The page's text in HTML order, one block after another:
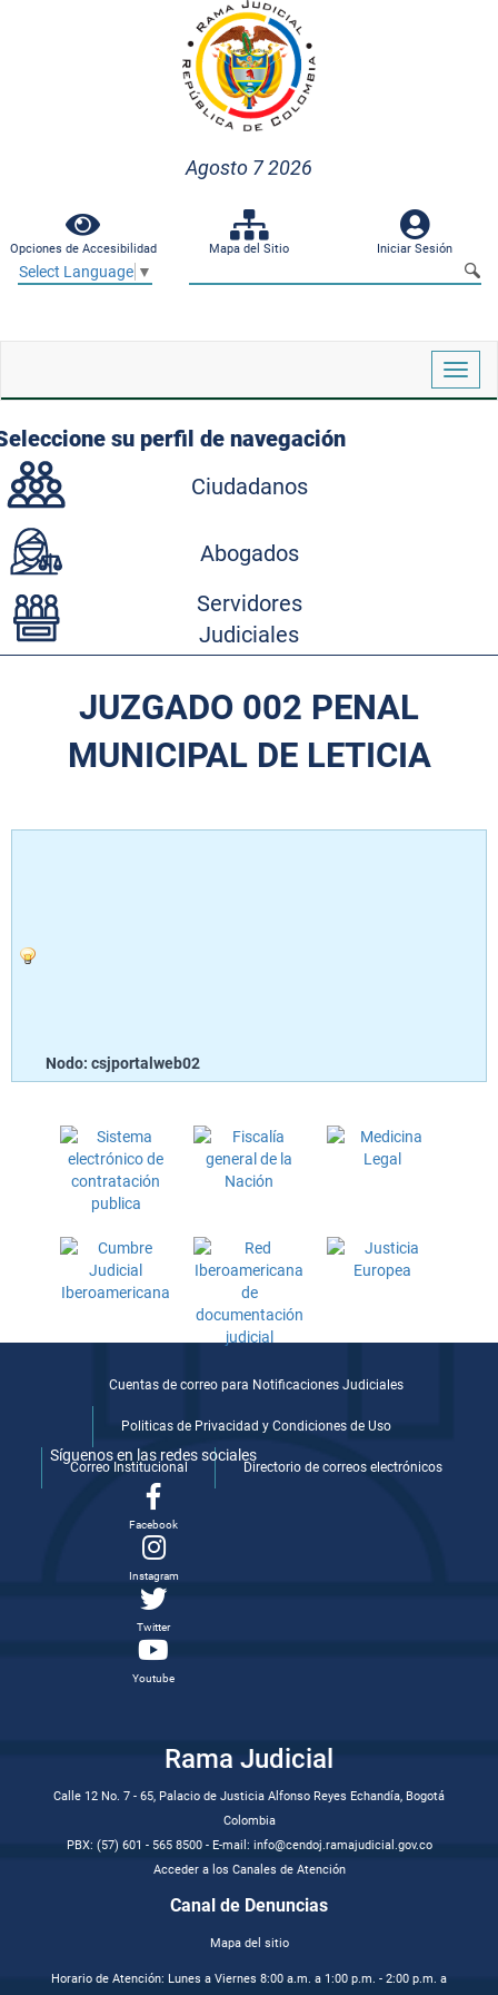
Agosto 7 2026
Opciones de Accesibilidad Mapa del Sitio Iniciar Sesión
Select Language ▼
su perfil de navegación
Ciudadanos
Abogados
Servidores
Judiciales
JUZGADO 002 PENAL
MUNICIPAL DE LETICIA
Nodo: csjportalweb02
Cuentas de correo para Notificaciones Judiciales
Politicas de Privacidad y Condiciones de Uso
Correo Institucional Directorio de correos electrónicos
Síguenos en las redes sociales
Facebook
Instagram
Twitter
Youtube
Rama Judicial
Calle 12 No. 7 - 65, Palacio de Justicia Alfonso Reyes Echandía, Bogotá
Colombia
PBX: (57) 601 - 565 8500 - E-mail: info@cendoj.ramajudicial.gov.co
Acceder a los Canales de Atención
Canal de Denuncias
Mapa del sitio
Horario de Atención: Lunes a Viernes 8:00 a.m. a 1:00 p.m. - 2:00 p.m. a